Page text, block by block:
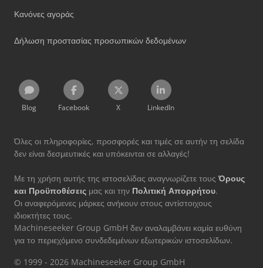
Κανόνες αγοράς
Δήλωση προστασίας προσωπικών δεδομένων
Blog Facebook X LinkedIn
Όλες οι πληροφορίες, προσφορές και τιμές σε αυτήν τη σελίδα
δεν είναι δεσμευτικές και υπόκεινται σε αλλαγές!
Με τη χρήση αυτής της ιστοσελίδας αναγνωρίζετε τους Όρους
και Προϋποθέσεις μας και την Πολιτική Απορρήτου.
Οι αναφερόμενες μάρκες ανήκουν στους αντίστοιχους
ιδιοκτήτες τους.
Machineseeker Group GmbH δεν αναλαμβάνει καμία ευθύνη
για το περιεχόμενο συνδεδεμένων εξωτερικών ιστοσελίδων.
© 1999 - 2026 Machineseeker Group GmbH